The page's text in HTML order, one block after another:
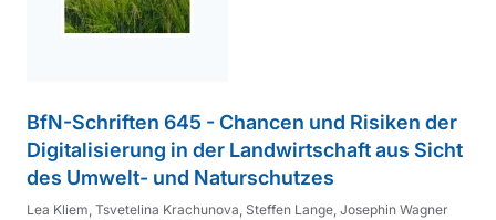
BfN-Schriften 645 - Chancen und Risiken der
Digitalisierung in der Landwirtschaft aus Sicht
des Umwelt- und Naturschutzes
Lea Kliem, Tsvetelina Krachunova, Steffen Lange, Josephin Wagner